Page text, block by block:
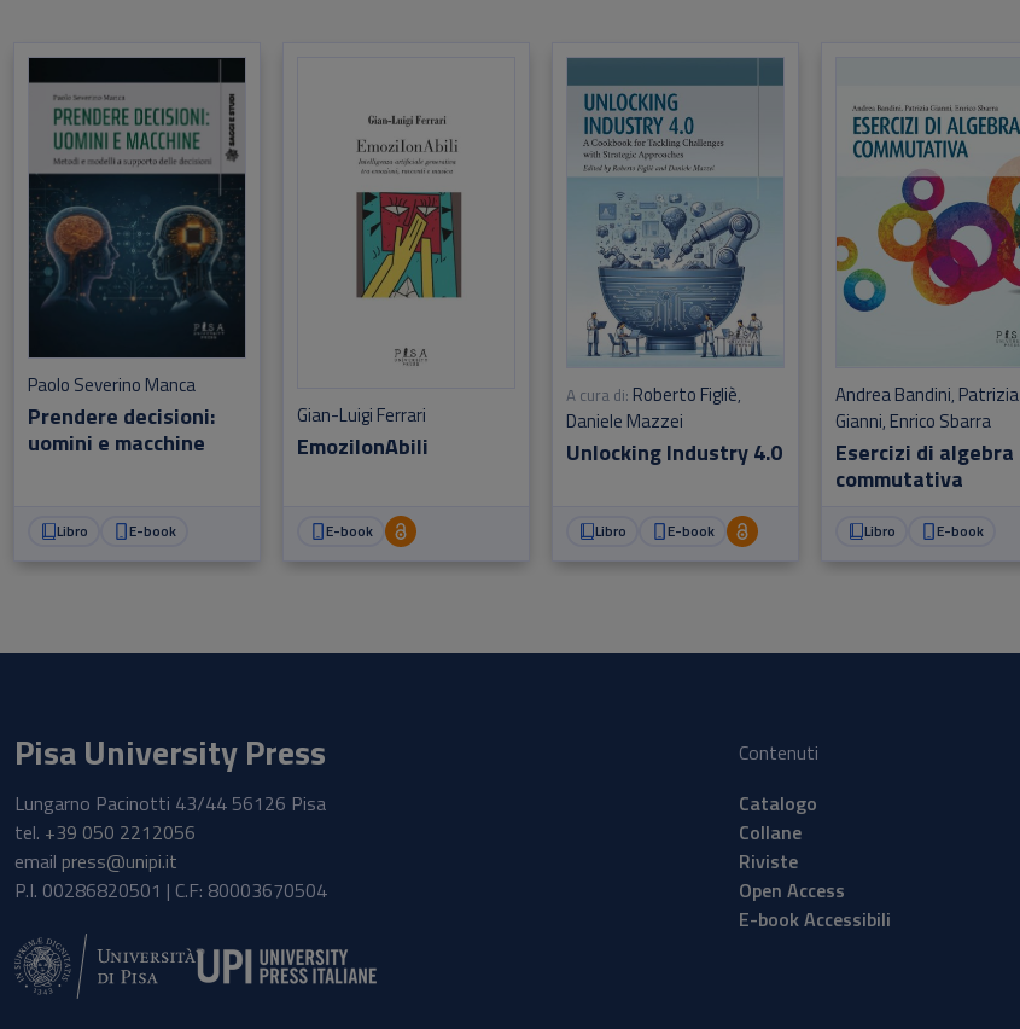
Prendere decisioni:
uomini e macchine
Paolo Severino Manca
Libro E-book
EmoziIonAbili
Gian-Luigi Ferrari
E-book
Unlocking Industry 4.0
A cura di: Roberto Figliè,
Daniele Mazzei
Libro E-book
Esercizi di algebra
commutativa
Andrea Bandini, Patrizia
Gianni, Enrico Sbarra
Libro E-book
Pisa University Press
Lungarno Pacinotti 43/44 56126 Pisa
tel. +39 050 2212056
email press@unipi.it
P.I. 00286820501 | C.F: 80003670504
Contenuti
Catalogo
Collane
Riviste
Open Access
E-book Accessibili